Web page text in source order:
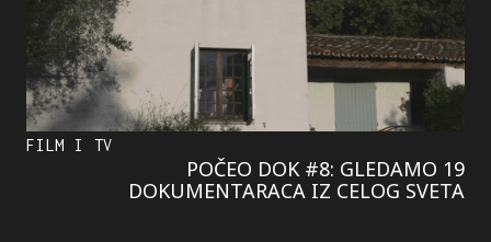
FILM I TV
POČEO DOK #8: GLEDAMO 19
DOKUMENTARACA IZ CELOG SVETA